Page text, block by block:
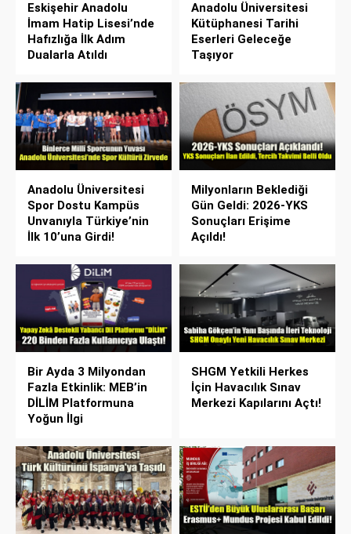
Eskişehir Anadolu
İmam Hatip Lisesi’nde
Hafızlığa İlk Adım
Dualarla Atıldı
Anadolu Üniversitesi
Kütüphanesi Tarihi
Eserleri Geleceğe
Taşıyor
Anadolu Üniversitesi
Spor Dostu Kampüs
Unvanıyla Türkiye’nin
İlk 10’una Girdi!
Milyonların Beklediği
Gün Geldi: 2026-YKS
Sonuçları Erişime
Açıldı!
Bir Ayda 3 Milyondan
Fazla Etkinlik: MEB’in
DİLİM Platformuna
Yoğun İlgi
SHGM Yetkili Herkes
İçin Havacılık Sınav
Merkezi Kapılarını Açtı!